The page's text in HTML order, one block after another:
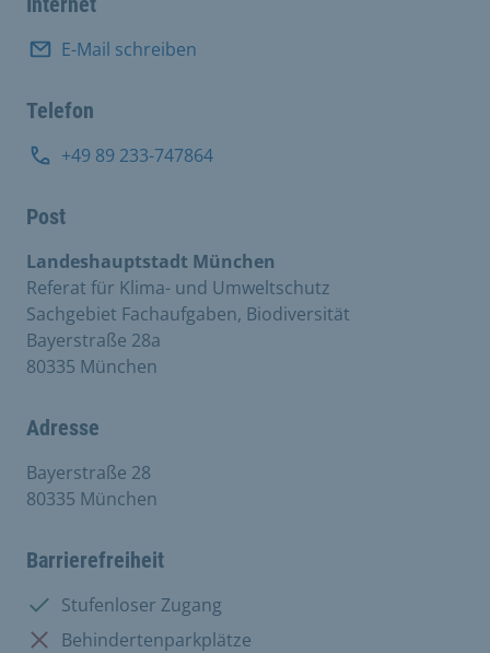
E-Mail schreiben
Telefon
+49 89 233-747864
Post
Landeshauptstadt München
Referat für Klima- und Umweltschutz
Sachgebiet Fachaufgaben, Biodiversität
Bayerstraße 28a
80335 München
Adresse
Bayerstraße 28
80335 München
Barrierefreiheit
Vorhanden:
Stufenloser Zugang
Nicht vorhanden:
Behindertenparkplätze